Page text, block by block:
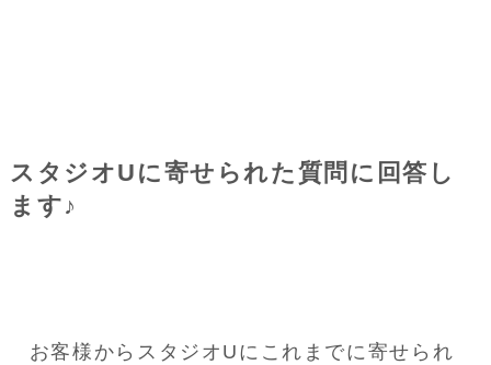
スタジオUに寄せられた質問に回答し
ます♪
お客様からスタジオUにこれまでに寄せられ